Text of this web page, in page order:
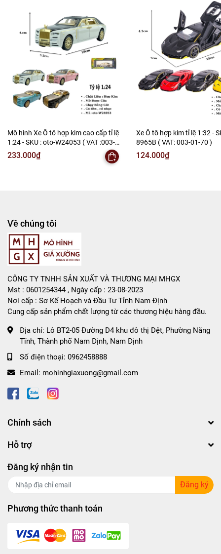
Chuỗi Các Siêu Thị , Nhà Sách
Cửa Hàng Bán Phụ Kiện Điện Thoại
Cửa Hàng Phụ Kiện Ô Tô ( Sản Phẩm Mô Hình Lắc Đầu
)
---------------------------------------------------------------------
- Mô Hình Giá Xưởng
Tổng kho mô hình
Rất mong hợp tác với các Shop và các Cộng Tác Viên
Mô hình Xe Ô tô hợp kim cao cấp tỉ lệ
1:24 - SKU : oto-W24053 ( VAT :003-
01-150 )
233.000₫
Xe Ô tô hợp kim tỉ lệ 1:32 -
8965B ( VAT: 003-01-70 )
124.000₫
Về chúng tôi
CÔNG TY TNHH SẢN XUẤT VÀ THƯƠNG MẠI MHGX
Mst : 0601254344 , Ngày cấp : 23-08-2023
Nơi cấp : Sơ Kế Hoạch và Đầu Tư Tỉnh Nam Định
Cung cấp sản phẩm chất lượng từ các thương hiệu hàng đầu.
Địa chỉ: Lô BT2-05 Đường D4 khu đô thị Dệt, Phường Năng
Tĩnh, Thành phố Nam Định, Nam Định
Số điện thoại: 0962458888
Email: mohinhgiaxuong@gmail.com
Chính sách
Hỗ trợ
Đăng ký nhận tin
Đăng ký
Phương thức thanh toán